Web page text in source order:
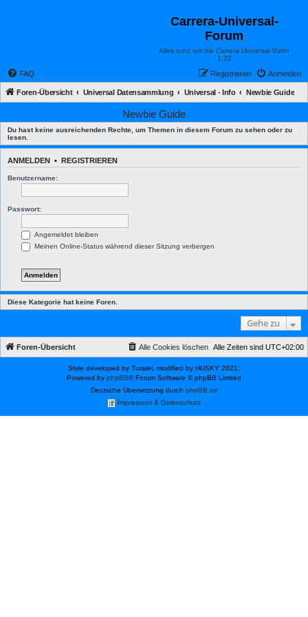
Carrera-Universal-
Forum
Alles rund um die Carrera Universal Bahn
1:32
FAQ Anmelden
Registrieren
Foren-Übersicht Universal Datensammlung Universal - Info Newbie Guide
Newbie Guide
Du hast keine ausreichenden Rechte, um Themen in diesem Forum zu sehen oder zu
lesen.
ANMELDEN • REGISTRIEREN
Benutzername:
Passwort:
Angemeldet bleiben
Meinen Online-Status während dieser Sitzung verbergen
Diese Kategorie hat keine Foren.
Gehe zu
Foren-Übersicht Alle Zeiten sind UTC+02:00
Alle Cookies löschen
Style developed by Turaiel, modified by HUSKY 2021,
Powered by phpBB® Forum Software © phpBB Limited
Deutsche Übersetzung durch phpBB.de
Impressum & Datenschutz